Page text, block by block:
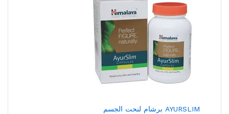
AYURSLIM برشام لنحت الجسم